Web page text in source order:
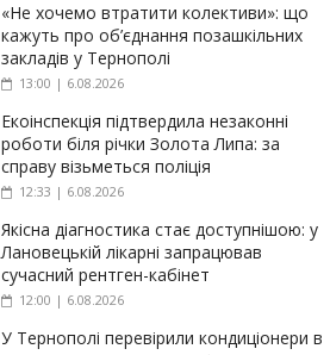
«Не хочемо втратити колективи»: що
кажуть про об’єднання позашкільних
закладів у Тернополі
13:00 | 6.08.2026
Екоінспекція підтвердила незаконні
роботи біля річки Золота Липа: за
справу візьметься поліція
12:33 | 6.08.2026
Якісна діагностика стає доступнішою: у
Лановецькій лікарні запрацював
сучасний рентген-кабінет
12:00 | 6.08.2026
У Тернополі перевірили кондиціонери в